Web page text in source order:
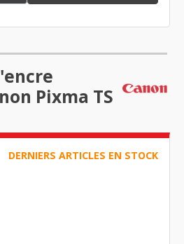
Pixma TS
DERNIERS ARTICLES EN STOCK